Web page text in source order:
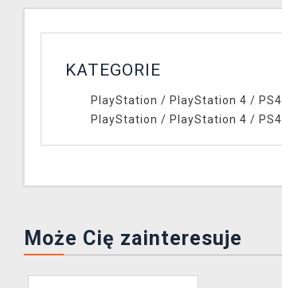
KATEGORIE
PlayStation / PlayStation 4 /
PlayStation / PlayStation 4 /
Może Cię zainteresuje